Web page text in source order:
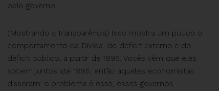
pelo governo.
(Mostrando a transparência) Isso mostra um pouco o
comportamento da Dívida, do déficit externo e do
déficit público, a partir de 1995. Vocês vêm que eles
sobem juntos até 1995, então aqueles economistas
disseram: o problema é esse, esses governos